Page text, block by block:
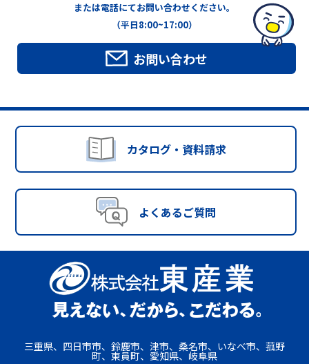
または電話にてお問い合わせください。
（平日8:00~17:00）
お問い合わせ
カタログ・資料請求
よくあるご質問
三重県、四日市市、鈴鹿市、津市、桑名市、いなべ市、菰野
町、東員町、愛知県、岐阜県